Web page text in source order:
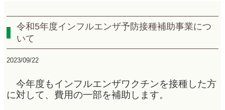
令和5年度インフルエンザ予防接種補助事業につ
いて
2023/09/22
今年度もインフルエンザワクチンを接種した方
に対して、費用の一部を補助します。